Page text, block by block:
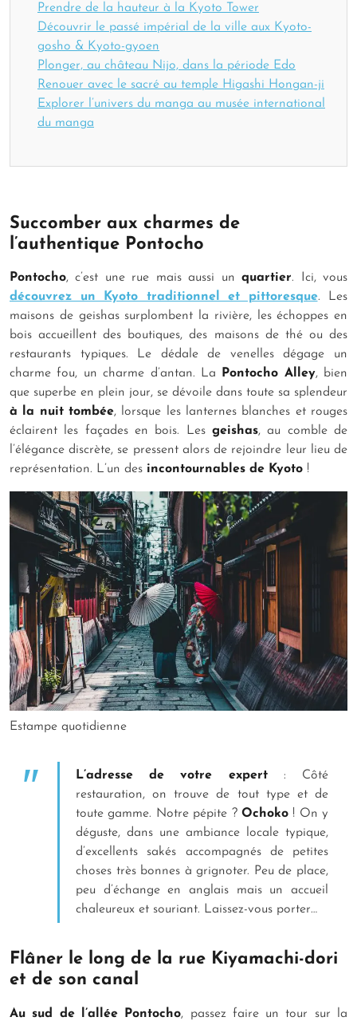
Prendre de la hauteur à la Kyoto Tower
Découvrir le passé impérial de la ville aux Kyoto-
gosho & Kyoto-gyoen
Plonger, au château Nijo, dans la période Edo
Renouer avec le sacré au temple Higashi Hongan-ji
Explorer l’univers du manga au musée international
du manga
Succomber aux charmes de
l’authentique Pontocho
Pontocho, c’est une rue mais aussi unquartier. Ici, vous
découvrez un Kyoto traditionnel et pittoresque. Les
maisons de geishas surplombent la rivière, les échoppes en
bois accueillent des boutiques, des maisons de thé ou des
restaurants typiques. Le dédale de venelles dégage un
charme fou, un charme d’antan. La Pontocho Alley, bien
que superbe en plein jour, se dévoile dans toute sa splendeur
à la nuit tombée, lorsque les lanternes blanches et rouges
éclairent les façades en bois. Les geishas, au comble de
l’élégance discrète, se pressent alors de rejoindre leur lieu de
représentation. L’un des incontournables de Kyoto !
Estampe quotidienne
L’adresse de votre expert: Côté
restauration, on trouve de tout type et de
toute gamme. Notre pépite ? Ochoko! On y
déguste, dans une ambiance locale typique,
d’excellents sakés accompagnés de petites
choses très bonnes à grignoter. Peu de place,
peu d’échange en anglais mais un accueil
chaleureux et souriant. Laissez-vous porter…
Flâner le long de la rue Kiyamachi-dori
et de son canal
Au sud de l’allée Pontocho, passez faire un tour sur la